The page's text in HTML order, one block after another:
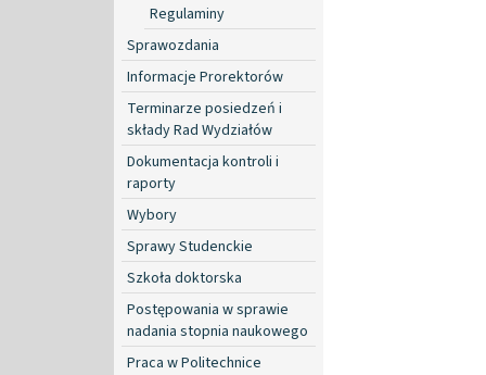
Regulaminy
Sprawozdania
Informacje Prorektorów
Terminarze posiedzeń i
składy Rad Wydziałów
Dokumentacja kontroli i
raporty
Wybory
Sprawy Studenckie
Szkoła doktorska
Postępowania w sprawie
nadania stopnia naukowego
Praca w Politechnice